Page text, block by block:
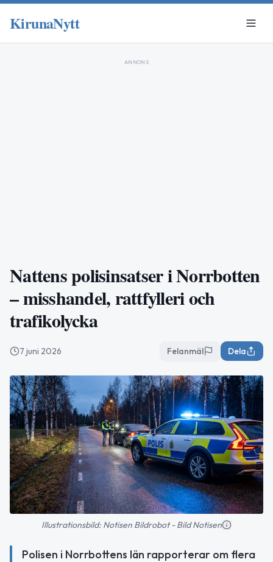
KirunaNytt
ANNONS
Nattens polisinsatser i Norrbotten
– misshandel, rattfylleri och
trafikolycka
7 juni 2026 Felanmäl Dela
Illustrationsbild: Notisen Bildrobot - Bild Notisen
Polisen i Norrbottens län rapporterar om flera